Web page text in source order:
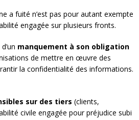
a fuité n’est pas pour autant exempte
engagée sur plusieurs fronts.
manquement à son obligation
de mettre en œuvre des
la confidentialité des informations.
sur des tiers (clients,
civile engagée pour préjudice subi